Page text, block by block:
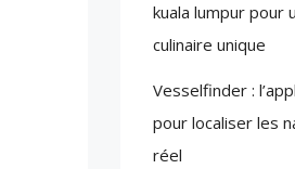
kuala lumpur pour
culinaire unique
Vesselfinder :
pour localiser les
réel